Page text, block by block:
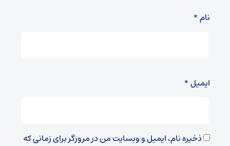
نام*
ایمیل*
ذخیره نام، ایمیل و وبسایت من در مرورگر برای زمانی که